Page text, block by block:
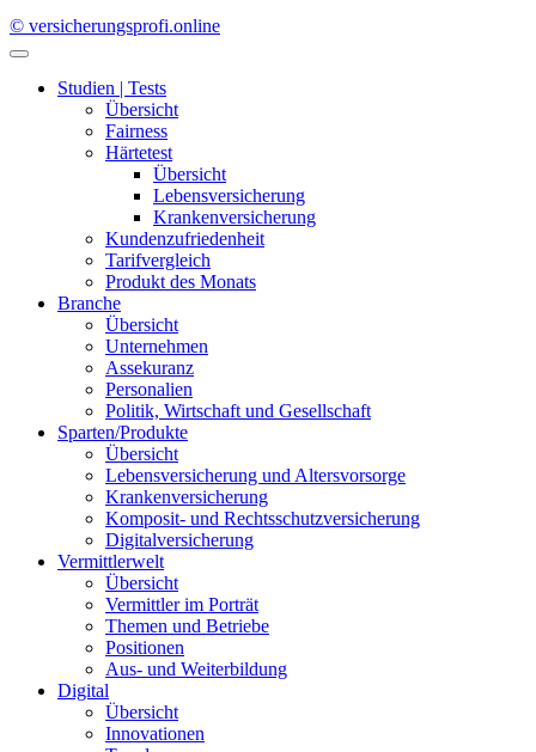
© versicherungsprofi.online
Studien | Tests
Übersicht
Fairness
Härtetest
Übersicht
Lebensversicherung
Krankenversicherung
Kundenzufriedenheit
Tarifvergleich
Produkt des Monats
Branche
Übersicht
Unternehmen
Assekuranz
Personalien
Politik, Wirtschaft und Gesellschaft
Sparten/Produkte
Übersicht
Lebensversicherung und Altersvorsorge
Krankenversicherung
Komposit- und Rechtsschutzversicherung
Digitalversicherung
Vermittlerwelt
Übersicht
Vermittler im Porträt
Themen und Betriebe
Positionen
Aus- und Weiterbildung
Digital
Übersicht
Innovationen